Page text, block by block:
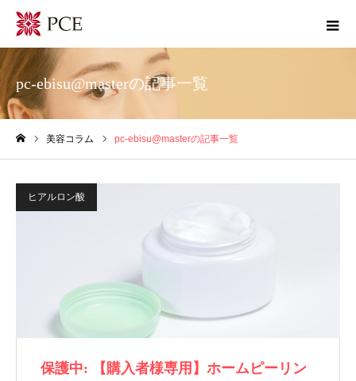
pc-ebisu@masterの記事一覧
美容コラム pc-ebisu@masterの記事一覧
ヒアルロン酸
保護中: 【購入者様専用】ホームピーリン